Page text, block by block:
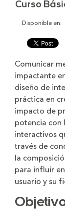
Curso
Disponible en:
Comunicar
impactante
diseño de
práctica en
impacto de
potencia con
interactivos
través de
la
para influir
usuario y su